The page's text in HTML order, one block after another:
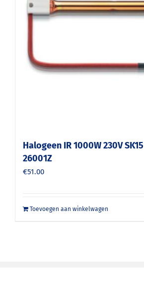
Halogeen IR 1000W 230V
26001Z
€51.00
Toevoegen aan winkelwagen